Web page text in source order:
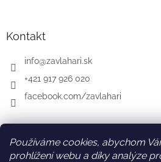
Používáme cookies, abychom
prohlížení webu a díky analýze
Kontakt
info@zavlahari.sk
+421 917 926 020
facebook.com/zavlahari
SK AT DE